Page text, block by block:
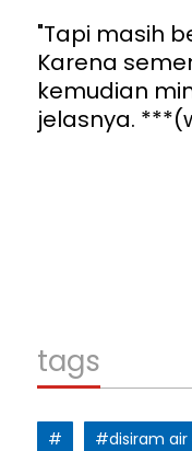
"Tapi masih
Karena
kemudian
jelasnya.
tags
# #disiram air